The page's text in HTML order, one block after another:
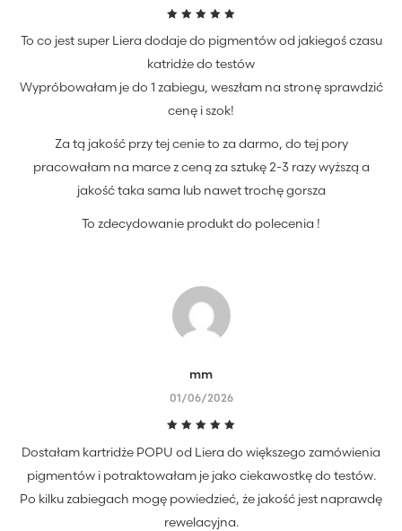
5na 5
To co jest super Liera dodaje do pigmentów od jakiegoś czasu
katridże do testów
Wypróbowałam je do 1 zabiegu, weszłam na stronę sprawdzić
cenę i szok!
Za tą jakość przy tej cenie to za darmo, do tej pory
pracowałam na marce z ceną za sztukę 2-3 razy wyższą a
jakość taka sama lub nawet trochę gorsza
To zdecydowanie produkt do polecenia !
mm
01/06/2026
5na 5
Dostałam kartridże POPU od Liera do większego zamówienia
pigmentów i potraktowałam je jako ciekawostkę do testów.
Po kilku zabiegach mogę powiedzieć, że jakość jest naprawdę
rewelacyjna.